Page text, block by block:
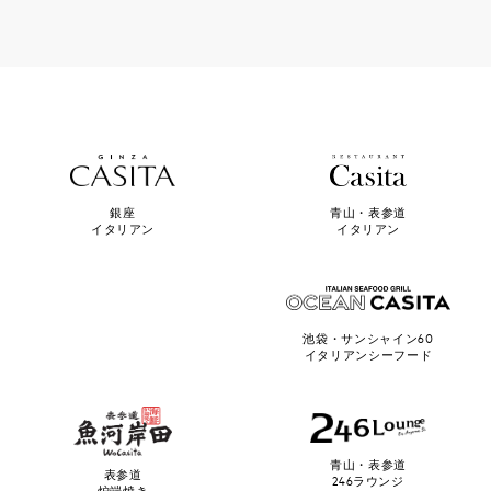
銀座
イタリアン
青山・表参道
イタリアン
池袋・サンシャイン60
イタリアンシーフード
表参道
青山・表参道
246ラウンジ